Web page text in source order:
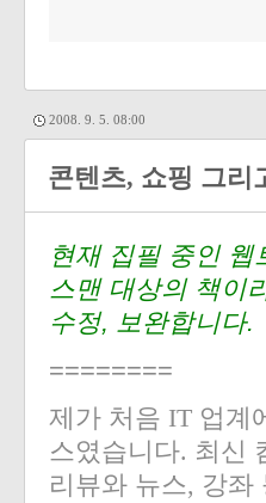
2008. 9. 5. 08:00
콘텐츠, 쇼핑 그리
현재 집필 중인
스맨 대상의 책이
수정, 보완합니다.
========
제가 처음 IT 업계
스였습니다. 최신
리뷰와 뉴스, 강좌